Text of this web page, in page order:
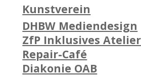
Kunstverein
DHBW Mediendesign
ZfP Inklusives Atelier
Repair-Café
Diakonie OAB